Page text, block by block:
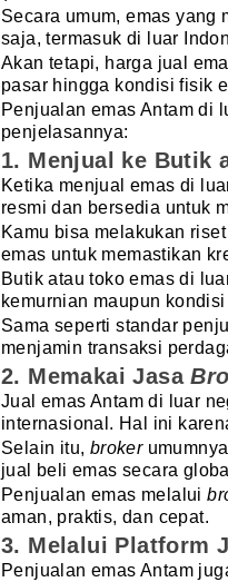
Secara umum, emas yang
saja, termasuk di luar
Akan tetapi, harga jual
pasar hingga kondisi fisik
Penjualan emas Antam di
penjelasannya:
1. Menjual ke Butik
Ketika menjual emas di
resmi dan bersedia untuk
Kamu bisa melakukan
emas untuk memastikan
Butik atau toko emas di
kemurnian maupun
Sama seperti standar
menjamin transaksi
2. Memakai Jasa
Jual emas Antam di luar
internasional. Hal ini
Selain itu, broker
jual beli emas secara
Penjualan emas melalui
aman, praktis, dan cepat.
3. Melalui Platform
Penjualan emas Antam